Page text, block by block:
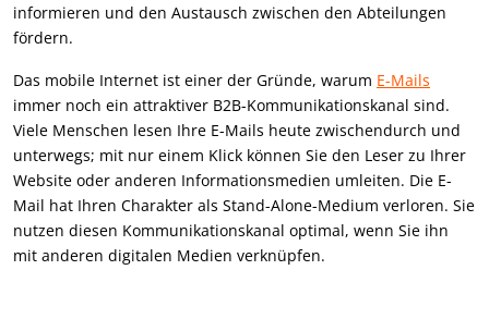
informieren und den Austausch zwischen den Abteilungen
fördern.
Das mobile Internet ist einer der Gründe, warum E-Mails
immer noch ein attraktiver B2B-Kommunikationskanal sind.
Viele Menschen lesen Ihre E-Mails heute zwischendurch und
unterwegs; mit nur einem Klick können Sie den Leser zu Ihrer
Website oder anderen Informationsmedien umleiten. Die E-
Mail hat Ihren Charakter als Stand-Alone-Medium verloren. Sie
nutzen diesen Kommunikationskanal optimal, wenn Sie ihn
mit anderen digitalen Medien verknüpfen.